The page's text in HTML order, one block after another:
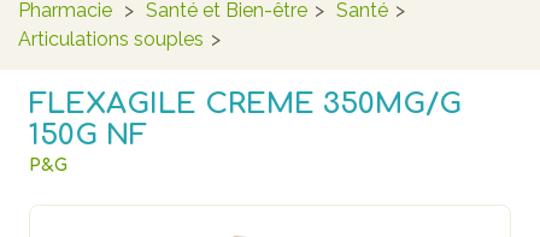
Pharmacie > Santé et Bien-être > Santé >
Articulations souples >
FLEXAGILE CREME 350MG/G
150G NF
P&G